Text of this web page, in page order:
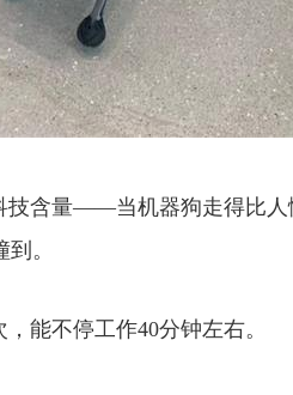
含量——当机器狗走得比人
。
能不停工作40分钟左右。